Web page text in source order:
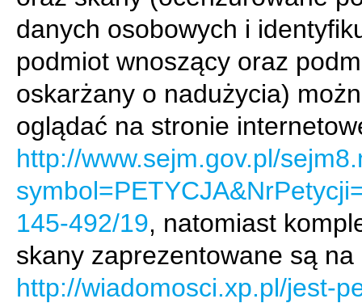
danych osobowych i
podmiot wnoszący oraz
oskarżany o nadużycia)
oglądać na stronie
http://www.sejm.gov.pl/
145-492/19, natomiast
skany zaprezentowane są na
http://wiadomosci.xp.pl/jest-